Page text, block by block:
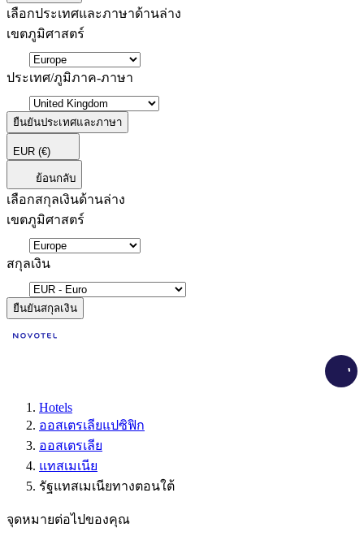
เลือกประเทศและภาษาด้านล่าง
เขตภูมิศาสตร์
ประเทศ/ภูมิภาค-ภาษา
ยืนยันประเทศและภาษา
EUR (€)
ย้อนกลับ
เลือกสกุลเงินด้านล่าง
เขตภูมิศาสตร์
สกุลเงิน
ยืนยันสกุลเงิน
Hotels
ออสเตรเลียแปซิฟิก
ออสเตรเลีย
แทสเมเนีย
รัฐแทสเมเนียทางตอนใต้
จุดหมายต่อไปของคุณ